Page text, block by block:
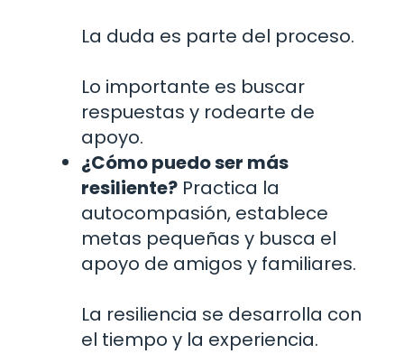
La duda es parte del proceso.
Lo importante es buscar
respuestas y rodearte de
apoyo.
¿Cómo puedo ser más
resiliente? Practica la
autocompasión, establece
metas pequeñas y busca el
apoyo de amigos y familiares.
La resiliencia se desarrolla con
el tiempo y la experiencia.